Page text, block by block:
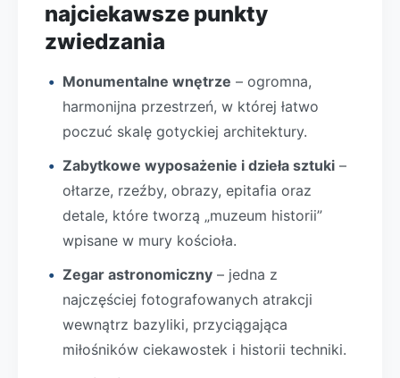
najciekawsze punkty
zwiedzania
Monumentalne wnętrze – ogromna,
harmonijna przestrzeń, w której łatwo
poczuć skalę gotyckiej architektury.
Zabytkowe wyposażenie i dzieła sztuki –
ołtarze, rzeźby, obrazy, epitafia oraz
detale, które tworzą „muzeum historii”
wpisane w mury kościoła.
Zegar astronomiczny – jedna z
najczęściej fotografowanych atrakcji
wewnątrz bazyliki, przyciągająca
miłośników ciekawostek i historii techniki.